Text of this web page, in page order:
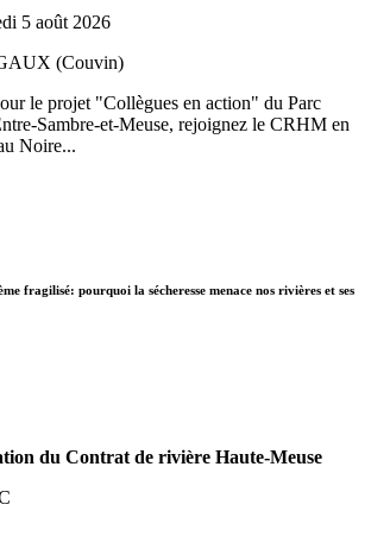
5 août 2026
(Couvin)
le projet "Collègues en action" du Parc
Sambre-et-Meuse, rejoignez le CRHM en
Noire...
fragilisé: pourquoi la sécheresse menace nos rivières et ses
du Contrat de rivière Haute-Meuse